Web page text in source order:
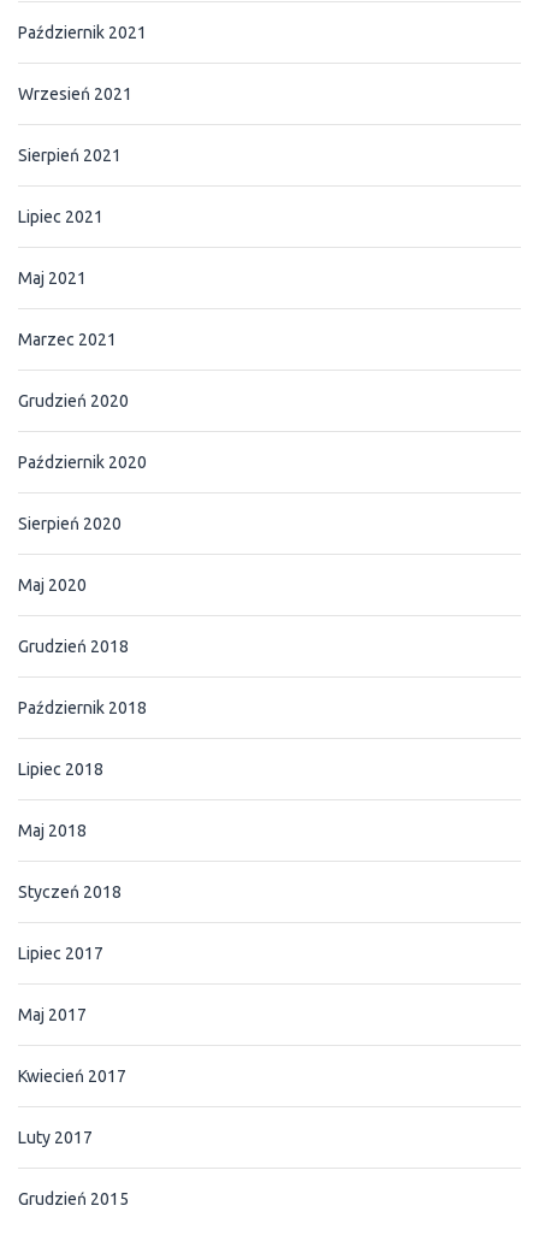
Październik 2021
Wrzesień 2021
Sierpień 2021
Lipiec 2021
Maj 2021
Marzec 2021
Grudzień 2020
Październik 2020
Sierpień 2020
Maj 2020
Grudzień 2018
Październik 2018
Lipiec 2018
Maj 2018
Styczeń 2018
Lipiec 2017
Maj 2017
Kwiecień 2017
Luty 2017
Grudzień 2015